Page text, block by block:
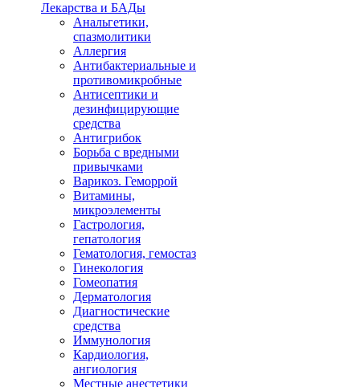
Лекарства и БАДы
Анальгетики,
спазмолитики
Аллергия
Антибактериальные и
противомикробные
Антисептики и
дезинфицирующие
средства
Антигрибок
Борьба с вредными
привычками
Варикоз. Геморрой
Витамины,
микроэлементы
Гастрология,
гепатология
Гематология, гемостаз
Гинекология
Гомеопатия
Дерматология
Диагностические
средства
Иммунология
Кардиология,
ангиология
Местные анестетики